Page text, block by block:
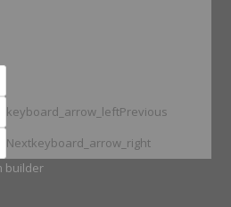
keyboard_arrow_leftPrevious
Nextkeyboard_arrow_right
builder